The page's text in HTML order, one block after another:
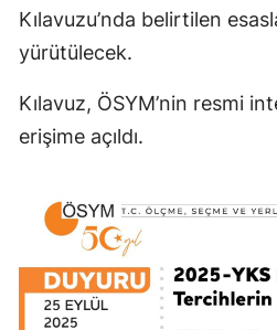
Kılavuzu’nda belirtilen
yürütülecek.
Kılavuz, ÖSYM’nin resmi
erişime açıldı.